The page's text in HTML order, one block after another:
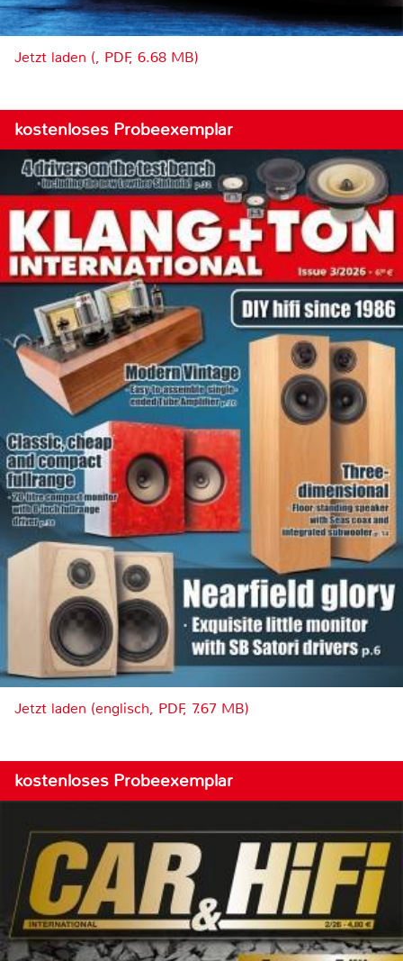
Jetzt laden (, PDF, 6.68 MB)
kostenloses Probeexemplar
Jetzt laden (englisch, PDF, 7.67 MB)
kostenloses Probeexemplar